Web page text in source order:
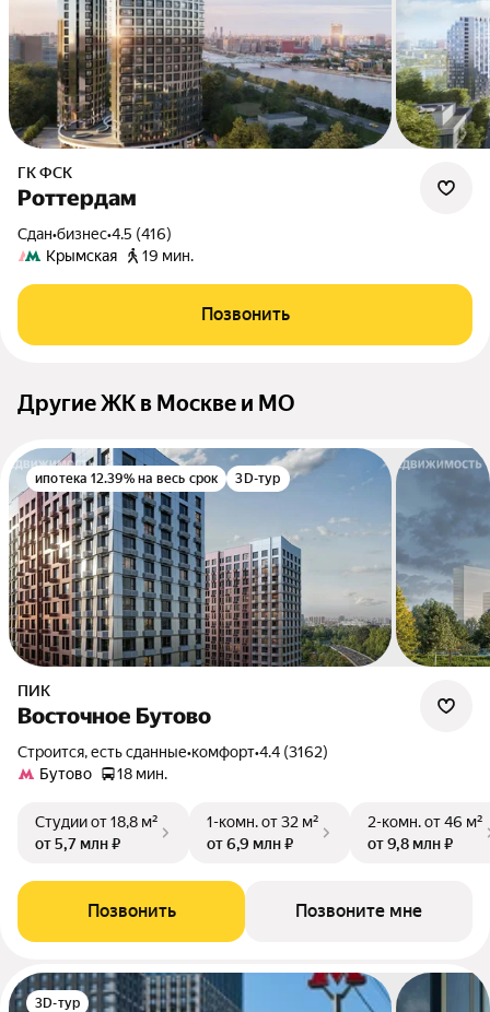
ГК ФСК
Роттердам
Сдан•бизнес•4.5 (416)
Крымская
19 мин.
Позвонить
Другие ЖК в Москве и МО
ипотека 12.39% на весь срок 3D-тур
ПИК
Восточное Бутово
Строится, есть сданные•комфорт•4.4 (3162)
Бутово
18 мин.
Студииот 18,8 м²
от 5,7 млн ₽
1-комн.от 32 м²
от 6,9 млн ₽
2-комн.от 46 м²
от 9,8 млн ₽
Позвонить Позвоните мне
3D-тур